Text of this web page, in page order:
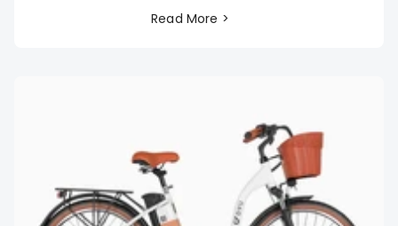
Read More >